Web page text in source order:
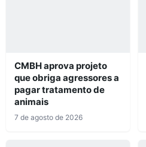
CMBH aprova projeto
que obriga agressores a
pagar tratamento de
animais
7 de agosto de 2026